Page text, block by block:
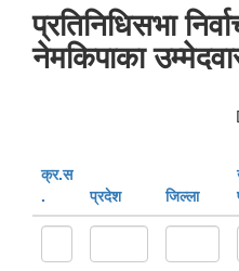
प्रतिनिधिसभा
नेमकिपाका
क्र‍.स‌
.
प्रदेश जिल्ला